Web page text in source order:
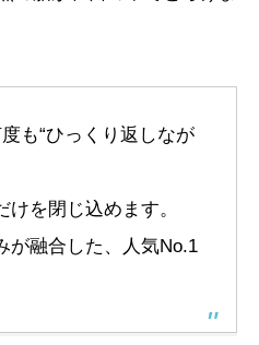
も“ひっくり返しなが
を閉じ込めます。
が融合した、人気No.1